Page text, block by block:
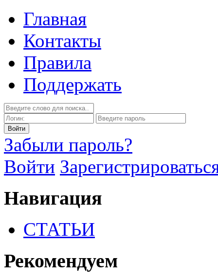
Главная
Контакты
Правила
Поддержать
Забыли пароль?
Войти
Навигация
СТАТЬИ
Рекомендуем